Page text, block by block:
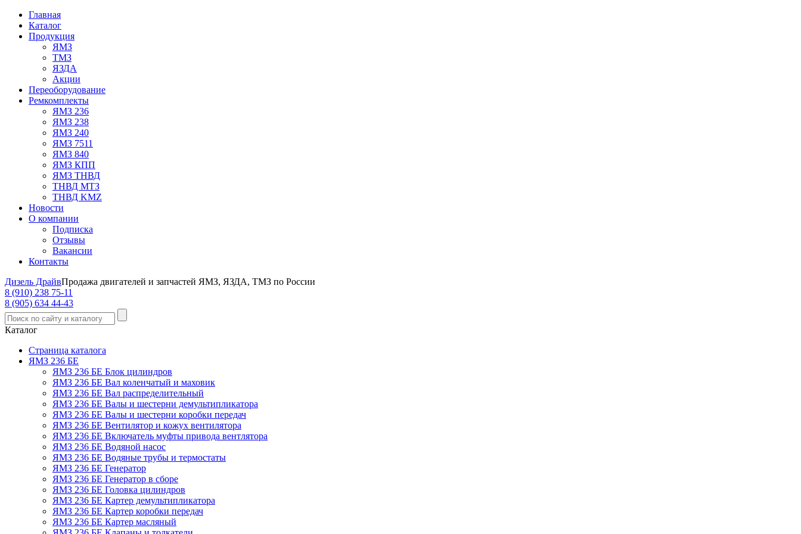
Главная
Каталог
Продукция
ЯМЗ
ТМЗ
ЯЗДА
Акции
Переоборудование
Ремкомплекты
ЯМЗ 236
ЯМЗ 238
ЯМЗ 240
ЯМЗ 7511
ЯМЗ 840
ЯМЗ КПП
ЯМЗ ТНВД
ТНВД МТЗ
ТНВД KMZ
Новости
О компании
Подписка
Отзывы
Вакансии
Контакты
Дизель ДрайвПродажа двигателей и запчастей ЯМЗ, ЯЗДА, ТМЗ по России
8 (910) 238 75-11
8 (905) 634 44-43
Каталог
Страница каталога
ЯМЗ 236 БЕ
ЯМЗ 236 БЕ Блок цилиндров
ЯМЗ 236 БЕ Вал коленчатый и маховик
ЯМЗ 236 БЕ Вал распределительный
ЯМЗ 236 БЕ Валы и шестерни демультипликатора
ЯМЗ 236 БЕ Валы и шестерни коробки передач
ЯМЗ 236 БЕ Вентилятор и кожух вентилятора
ЯМЗ 236 БЕ Включатель муфты привода вентлятора
ЯМЗ 236 БЕ Водяной насос
ЯМЗ 236 БЕ Водяные трубы и термостаты
ЯМЗ 236 БЕ Генератор
ЯМЗ 236 БЕ Генератор в сборе
ЯМЗ 236 БЕ Головка цилиндров
ЯМЗ 236 БЕ Картер демультипликатора
ЯМЗ 236 БЕ Картер коробки передач
ЯМЗ 236 БЕ Картер масляный